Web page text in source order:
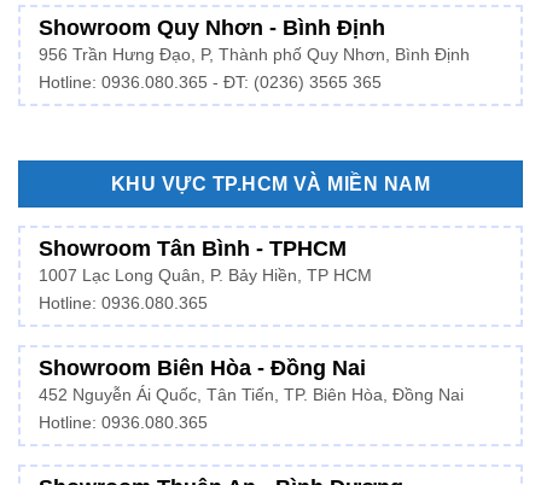
Showroom Quy Nhơn - Bình Định
956 Trần Hưng Đạo, P, Thành phố Quy Nhơn, Bình Định
Hotline: 0936.080.365 - ĐT: (0236) 3565 365
KHU VỰC TP.HCM VÀ MIỀN NAM
Showroom Tân Bình - TPHCM
1007 Lạc Long Quân, P. Bảy Hiền, TP HCM
Hotline: 0936.080.365
Showroom Biên Hòa - Đồng Nai
452 Nguyễn Ái Quốc, Tân Tiến, TP. Biên Hòa, Đồng Nai
Hotline: 0936.080.365